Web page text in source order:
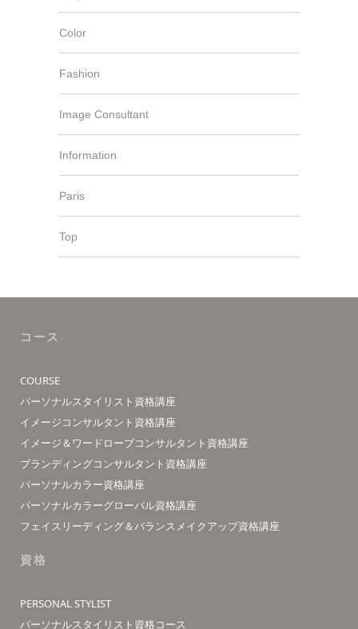
Color
Fashion
Image Consultant
Information
Paris
Top
コース
COURSE
パーソナルスタイリスト資格講座
イメージコンサルタント資格講座
イメージ＆ワードローブコンサルタント資格講座
ブランディングコンサルタント資格講座
パーソナルカラー資格講座
パーソナルカラーグローバル資格講座
フェイスリーディング＆バランスメイクアップ資格講座
資格
PERSONAL STYLIST
パーソナルスタイリスト資格コース